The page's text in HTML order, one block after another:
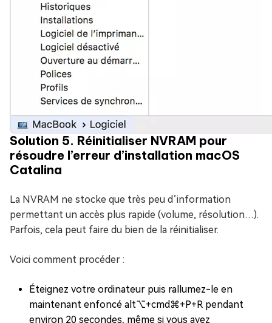
Solution 5. Réinitialiser NVRAM pour
résoudre l’erreur d’installation macOS
Catalina
La NVRAM ne stocke que très peu d’information
permettant un accès plus rapide (volume, résolution…).
Parfois, cela peut faire du bien de la réinitialiser.
Voici comment procéder :
Éteignez votre ordinateur puis rallumez-le en
maintenant enfoncé alt⌥+cmd⌘+P+R pendant
environ 20 secondes, même si vous avez